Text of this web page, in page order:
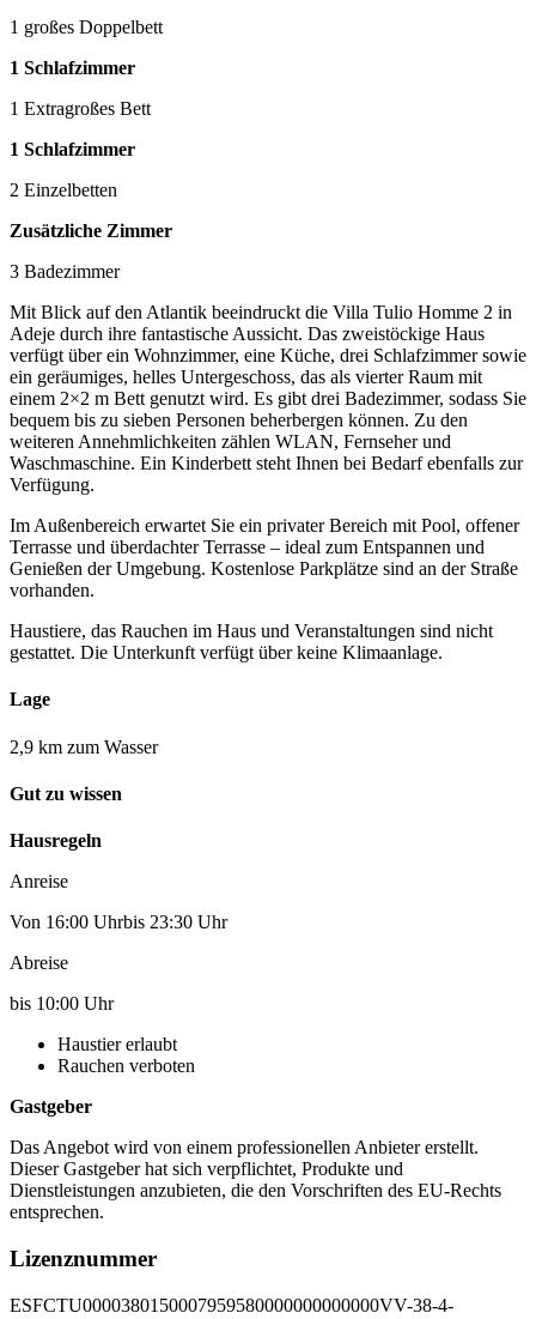
1 großes Doppelbett
1 Schlafzimmer
1 Extragroßes Bett
1 Schlafzimmer
2 Einzelbetten
Zusätzliche Zimmer
3 Badezimmer
Mit Blick auf den Atlantik beeindruckt die Villa Tulio Homme 2 in
Adeje durch ihre fantastische Aussicht. Das zweistöckige Haus
verfügt über ein Wohnzimmer, eine Küche, drei Schlafzimmer sowie
ein geräumiges, helles Untergeschoss, das als vierter Raum mit
einem 2×2 m Bett genutzt wird. Es gibt drei Badezimmer, sodass Sie
bequem bis zu sieben Personen beherbergen können. Zu den
weiteren Annehmlichkeiten zählen WLAN, Fernseher und
Waschmaschine. Ein Kinderbett steht Ihnen bei Bedarf ebenfalls zur
Verfügung.
Im Außenbereich erwartet Sie ein privater Bereich mit Pool, offener
Terrasse und überdachter Terrasse – ideal zum Entspannen und
Genießen der Umgebung. Kostenlose Parkplätze sind an der Straße
vorhanden.
Haustiere, das Rauchen im Haus und Veranstaltungen sind nicht
gestattet. Die Unterkunft verfügt über keine Klimaanlage.
Lage
2,9 km zum Wasser
Gut zu wissen
Hausregeln
Anreise
Von 16:00 Uhrbis 23:30 Uhr
Abreise
bis 10:00 Uhr
Haustier erlaubt
Rauchen verboten
Gastgeber
Das Angebot wird von einem professionellen Anbieter erstellt.
Dieser Gastgeber hat sich verpflichtet, Produkte und
Dienstleistungen anzubieten, die den Vorschriften des EU-Rechts
entsprechen.
Lizenznummer
ESFCTU0000380150007959580000000000000VV-38-4-